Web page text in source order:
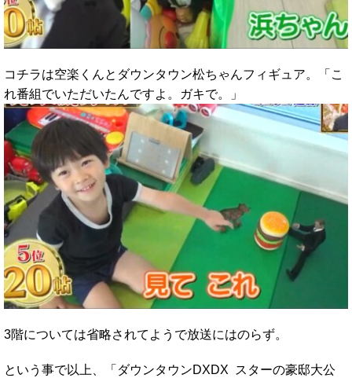
コチラは空楽くんとダウンタウン松ちゃんフィギュア。「こ
れ番組でいただいたんですよ。ガキで。」
3階については省略されてようで放送にはのらず。
という事で以上、「ダウンタウンDXDX スターの豪邸大公